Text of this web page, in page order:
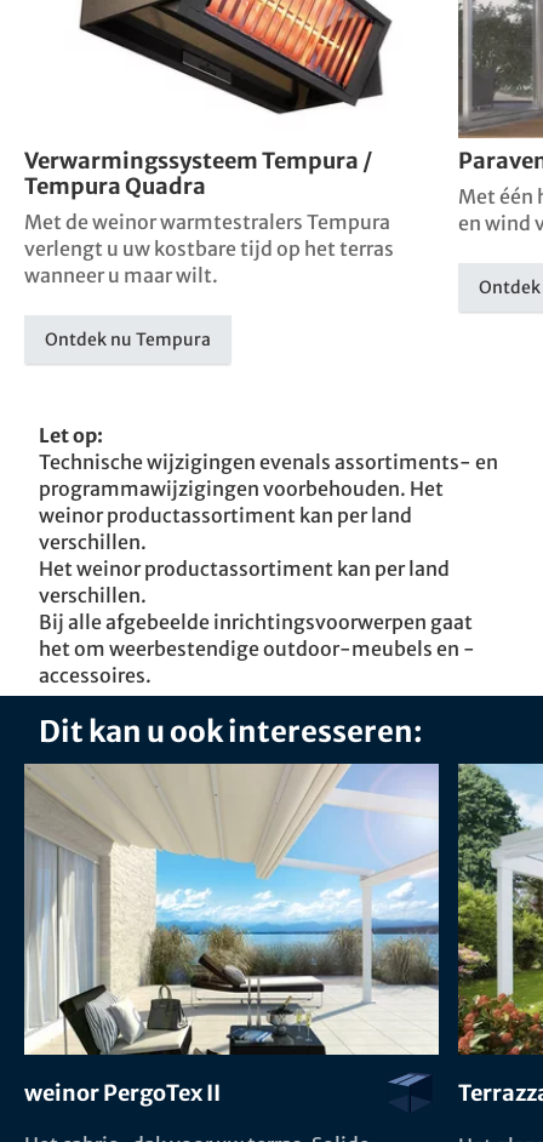
Verwarmingssysteem Tempura /
Tempura Quadra
Met de weinor warmtestralers Tempura
verlengt u uw kostbare tijd op het terras
wanneer u maar wilt.
Ontdek nu Tempura
Met één
en wind
Let op:
Technische wijzigingen evenals assortiments- en
programmawijzigingen voorbehouden. Het
weinor productassortiment kan per land
verschillen.
Het weinor productassortiment kan per land
verschillen.
Bij alle afgebeelde inrichtingsvoorwerpen gaat
het om weerbestendige outdoor-meubels en -
accessoires.
Dit kan u ook interesseren:
weinor PergoTex II